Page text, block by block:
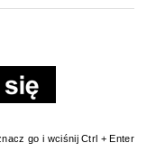
go i wciśnij Ctrl + Enter